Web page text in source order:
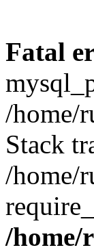
Fatal
/home/
Stack
/home/
/home/